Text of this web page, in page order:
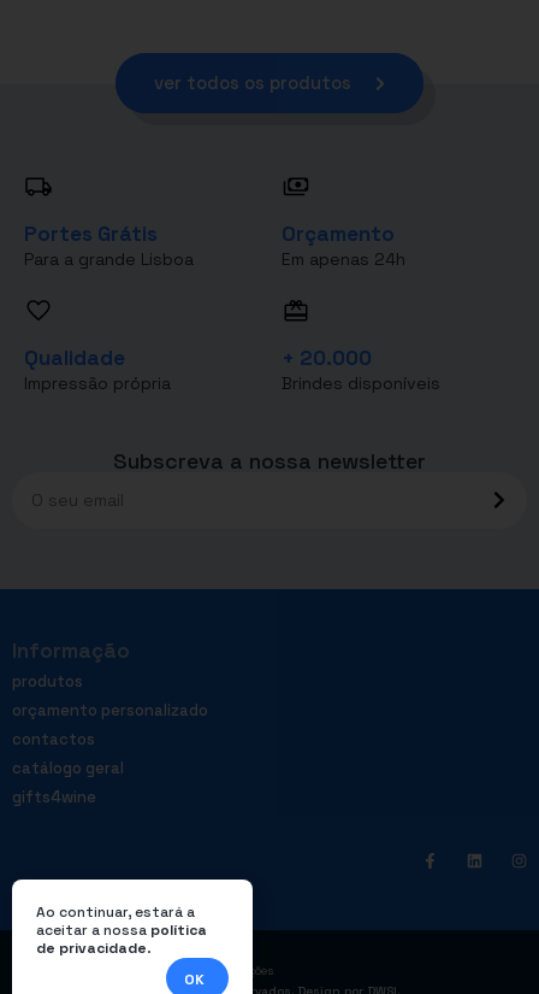
ver todos os produtos
Portes Grátis
Para a grande Lisboa
Orçamento
Em apenas 24h
Qualidade
Impressão própria
+ 20.000
Brindes disponíveis
Subscreva a nossa newsletter
Informação
produtos
orçamento personalizado
contactos
catálogo geral
gifts4wine
Livro de reclamações
© Enterprom – Todos os direitos reservados. Design por DWSI.
Ao continuar, estará a
aceitar a nossa política
de privacidade.
OK